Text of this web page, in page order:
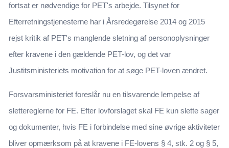
fortsat er nødvendige for PET's arbejde. Tilsynet for
Efterretningstjenesterne har i Årsredegørelse 2014 og 2015
rejst kritik af PET's manglende sletning af personoplysninger
efter kravene i den gældende PET-lov, og det var
Justitsministeriets motivation for at søge PET-loven ændret.
Forsvarsministeriet foreslår nu en tilsvarende lempelse af
slettereglerne for FE. Efter lovforslaget skal FE kun slette sager
og dokumenter, hvis FE i forbindelse med sine øvrige aktiviteter
bliver opmærksom på at kravene i FE-lovens § 4, stk. 2 og § 5,